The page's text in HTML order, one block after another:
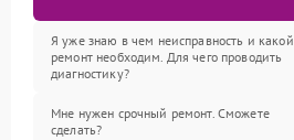
Я уже знаю в чем неисправность и какой
ремонт необходим. Для чего проводить
диагностику?
Мне нужен срочный ремонт. Сможете
сделать?